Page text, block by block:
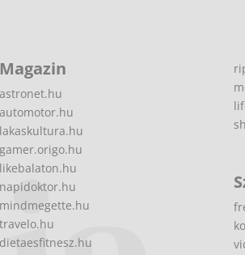
Magazin
astronet.hu
automotor.hu
lakaskultura.hu
gamer.origo.hu
likebalaton.hu
napidoktor.hu
mindmegette.hu
travelo.hu
dietaesfitnesz.hu